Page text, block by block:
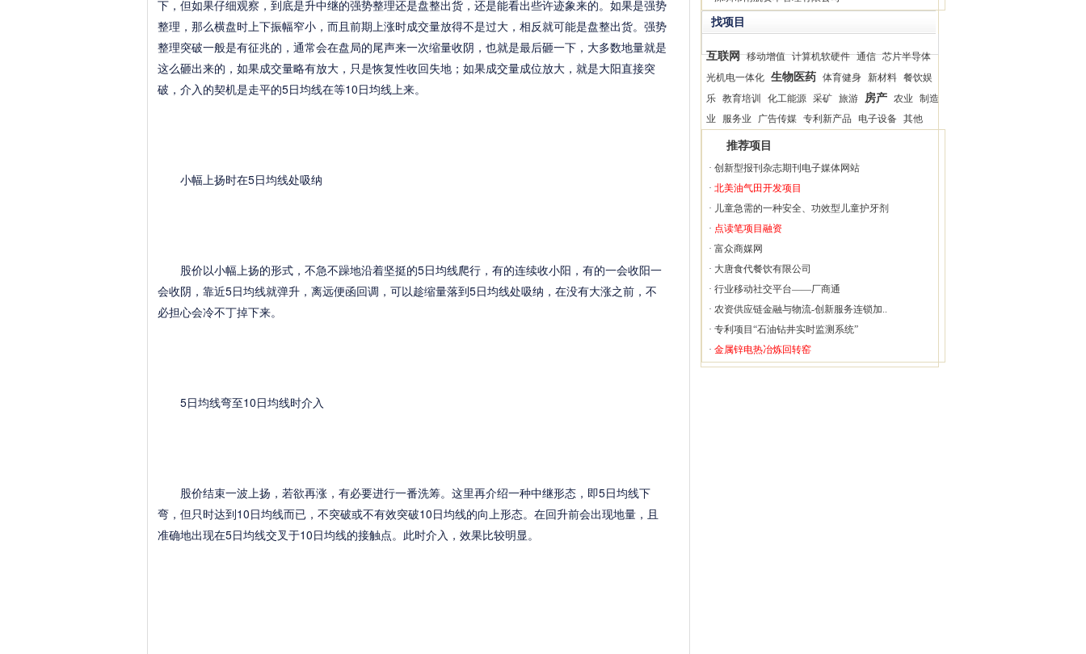
下，但如果仔细观察，到底是升中继的强势整理还是盘整出货，还是能看出些许迹象来的。如果是强势
整理，那么横盘时上下振幅窄小，而且前期上涨时成交量放得不是过大，相反就可能是盘整出货。强势
整理突破一般是有征兆的，通常会在盘局的尾声来一次缩量收阴，也就是最后砸一下，大多数地量就是
这么砸出来的，如果成交量略有放大，只是恢复性收回失地；如果成交量成位放大，就是大阳直接突
破，介入的契机是走平的5日均线在等10日均线上来。
小幅上扬时在5日均线处吸纳
股价以小幅上扬的形式，不急不躁地沿着坚挺的5日均线爬行，有的连续收小阳，有的一会收阳一
会收阴，靠近5日均线就弹升，离远便函回调，可以趁缩量落到5日均线处吸纳，在没有大涨之前，不
必担心会冷不丁掉下来。
5日均线弯至10日均线时介入
股价结束一波上扬，若欲再涨，有必要进行一番洗筹。这里再介绍一种中继形态，即5日均线下
弯，但只时达到10日均线而已，不突破或不有效突破10日均线的向上形态。在回升前会出现地量，且
准确地出现在5日均线交叉于10日均线的接触点。此时介入，效果比较明显。
找项目
互联网 移动增值 计算机软硬件 通信 芯片半导体
光机电一体化 生物医药 体育健身 新材料 餐饮娱
乐 教育培训 化工能源 采矿 旅游 房产 农业
制造
业
服务业 广告传媒 专利新产品 电子设备 其他
推荐项目
· 创新型报刊杂志期刊电子媒体网站
· 北美油气田开发项目
· 儿童急需的一种安全、功效型儿童护牙剂
· 点读笔项目融资
· 富众商媒网
· 大唐食代餐饮有限公司
· 行业移动社交平台——厂商通
· 农资供应链金融与物流-创新服务连锁加..
· 专利项目“石油钻井实时监测系统”
· 金属锌电热冶炼回转窑